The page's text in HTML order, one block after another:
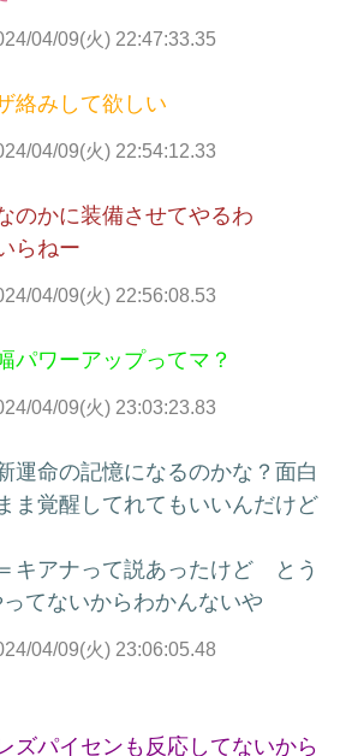
04/09(火) 22:47:33.35
絡みして欲しい
04/09(火) 22:54:12.33
のかに装備させてやるわ
らねー
04/09(火) 22:56:08.53
パワーアップってマ？
04/09(火) 23:03:23.83
運命の記憶になるのかな？面白
ま覚醒してれてもいいんだけど
キアナって説あったけど とう
てないからわかんないや
04/09(火) 23:06:05.48
ズパイセンも反応してないから